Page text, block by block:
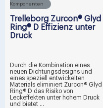
Komponenten
Trelleborg Zurcon® Glyd
Ring® D Effizienz unter
Druck
Durch die Kombination eines
neuen Dichtungsdesigns und
eines speziell entwickelten
Materials eliminiert Zurcon® Glyd
Ring® D das Risiko von
Leckeffekten unter hohem Druck
und bietet ...